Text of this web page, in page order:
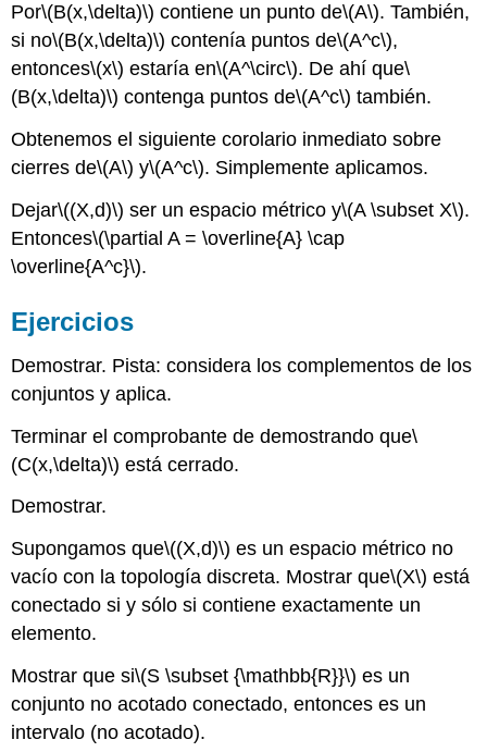
Por\(B(x,\delta)\) contiene un punto de\(A\). También,
si no\(B(x,\delta)\) contenía puntos de\(A^c\),
entonces\(x\) estaría en\(A^\circ\). De ahí que\
(B(x,\delta)\) contenga puntos de\(A^c\) también.
Obtenemos el siguiente corolario inmediato sobre
cierres de\(A\) y\(A^c\). Simplemente aplicamos.
Dejar\((X,d)\) ser un espacio métrico y\(A \subset X\).
Entonces\(\partial A = \overline{A} \cap
\overline{A^c}\).
Ejercicios
Demostrar. Pista: considera los complementos de los
conjuntos y aplica.
Terminar el comprobante de demostrando que\
(C(x,\delta)\) está cerrado.
Demostrar.
Supongamos que\((X,d)\) es un espacio métrico no
vacío con la topología discreta. Mostrar que\(X\) está
conectado si y sólo si contiene exactamente un
elemento.
Mostrar que si\(S \subset {\mathbb{R}}\) es un
conjunto no acotado conectado, entonces es un
intervalo (no acotado).